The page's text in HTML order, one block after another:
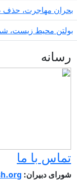
مهاجرت‌، حذف
محیط زیست، شماره
با ما
دبیران: